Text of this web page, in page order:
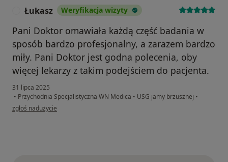
Łukasz Weryfikacja wizyty
Pani Doktor omawiała każdą część badania w
sposób bardzo profesjonalny, a zarazem bardzo
miły. Pani Doktor jest godna polecenia, oby
więcej lekarzy z takim podejściem do pacjenta.
31 lipca 2025
• Przychodnia Specjalistyczna WN Medica • USG jamy brzusznej •
w opinii użytkownika Łukasz
zgłoś nadużycie